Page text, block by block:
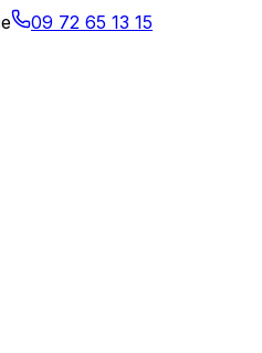
09 72 65 13 15